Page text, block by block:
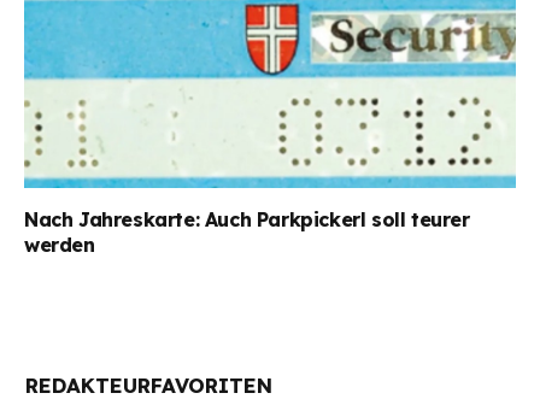
Nach Jahreskarte: Auch Parkpickerl soll teurer
werden
REDAKTEURFAVORITEN